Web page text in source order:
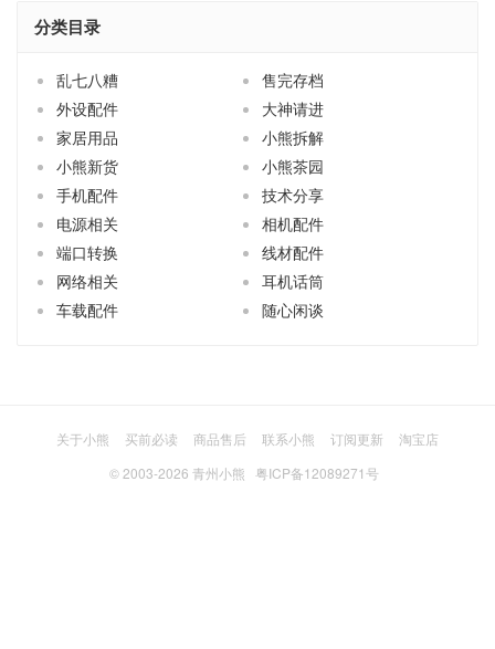
分类目录
乱七八糟
售完存档
外设配件
大神请进
家居用品
小熊拆解
小熊新货
小熊茶园
手机配件
技术分享
电源相关
相机配件
端口转换
线材配件
网络相关
耳机话筒
车载配件
随心闲谈
关于小熊 买前必读 商品售后 联系小熊 订阅更新
淘宝店
© 2003-2026 青州小熊 粤ICP备12089271号